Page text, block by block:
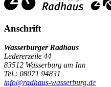
Anschrift
Wasserburger Radhaus
Ledererzeile 44
83512 Wasserburg am Inn
Tel.: 08071 94831
info@radhaus-wasserburg.de